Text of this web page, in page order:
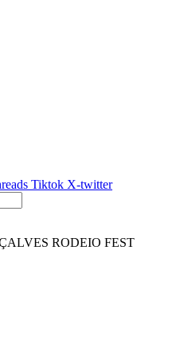
Tiktok X-twitter
RODEIO FEST